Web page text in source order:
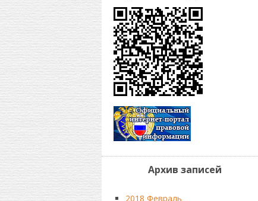
Архив записей
2018 Февраль